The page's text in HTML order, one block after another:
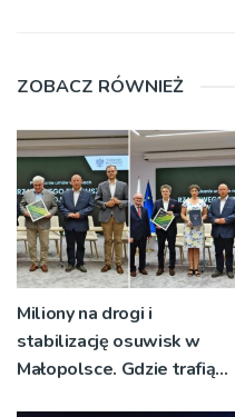
ZOBACZ RÓWNIEŻ
Miliony na drogi i
stabilizację osuwisk w
Małopolsce. Gdzie trafią